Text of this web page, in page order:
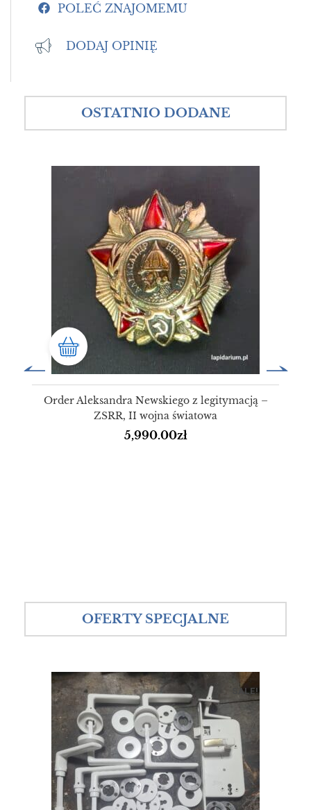
POLEĆ ZNAJOMEMU
DODAJ OPINIĘ
OSTATNIO DODANE
Order Aleksandra Newskiego z legitymacją –
ZSRR, II wojna światowa
5,990.00zł
OFERTY SPECJALNE
SALE!